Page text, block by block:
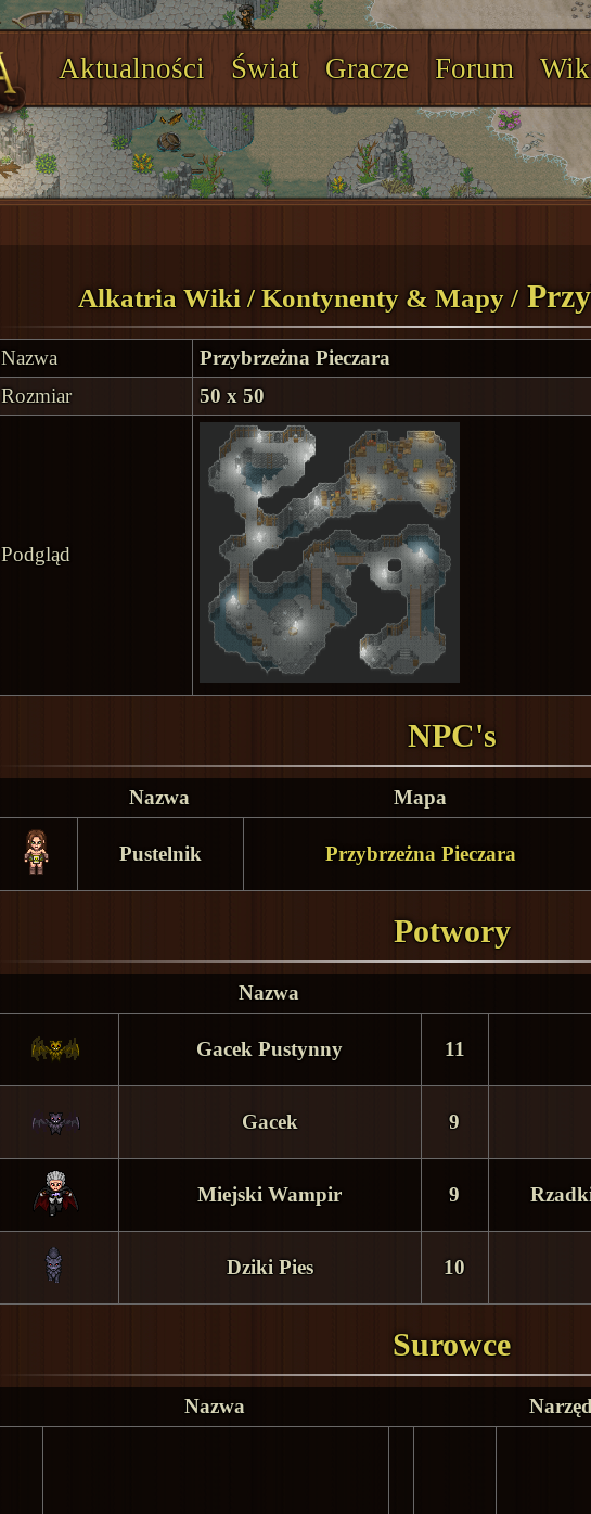
Aktualności Świat Gracze Forum
Alkatria Wiki /Kontynenty & Mapy/
Nazwa
Przybrzeżna Pieczara
Rozmiar
50 x 50
Podgląd
NPC's
Nazwa Mapa
Pustelnik Przybrzeżna Pieczara
Potwory
Nazwa
Gacek Pustynny 11
Gacek 9
Miejski Wampir 9
Dziki Pies 10
Surowce
Nazwa